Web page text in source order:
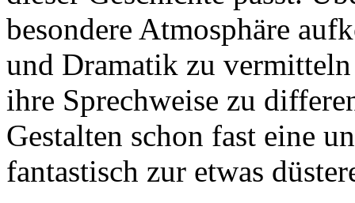
besondere Atmosphäre
und Dramatik zu
ihre Sprechweise zu
Gestalten schon fast eine
fantastisch zur etwas